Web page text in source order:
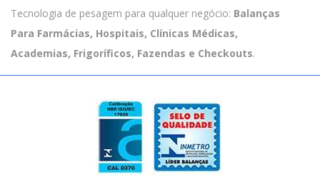
Tecnologia de pesagem para qualquer negócio: Balanças
Para Farmácias, Hospitais, Clínicas Médicas,
Academias, Frigoríficos, Fazendas e Checkouts.